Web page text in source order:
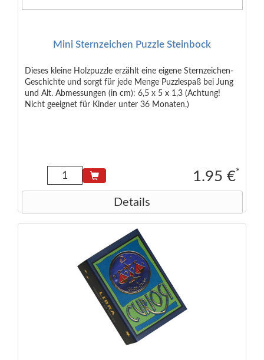
Mini Sternzeichen Puzzle Steinbock
Dieses kleine Holzpuzzle erzählt eine eigene Sternzeichen-
Geschichte und sorgt für jede Menge Puzzlespaß bei Jung
und Alt. Abmessungen (in cm): 6,5 x 5 x 1,3 (Achtung!
Nicht geeignet für Kinder unter 36 Monaten.)
1.95 €*
Details